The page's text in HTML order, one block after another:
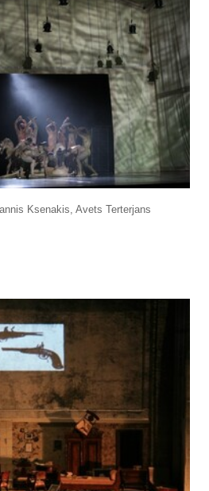
Ksenakis, Avets Terterjans